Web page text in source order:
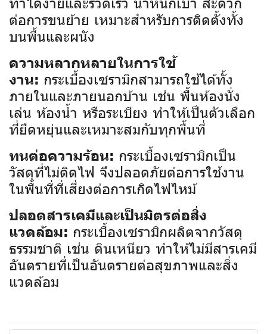
ต่อการขนย้าย เหมาะสำหรับการติดตั้งทั้ง
บนพื้นและผนัง
ความหลากหลายในการใช้
งาน: กระเบื้องเซรามิกสามารถใช้ได้ทั้ง
ภายในและภายนอกบ้าน เช่น พื้นห้องนั่ง
เล่น ห้องน้ำ หรือระเบียง ทำให้เป็นตัวเลือก
ที่ยืดหยุ่นและเหมาะสมกับทุกพื้นที่
ทนต่อความร้อน: กระเบื้องเซรามิกเป็น
วัสดุที่ไม่ติดไฟ จึงปลอดภัยต่อการใช้งาน
ในพื้นที่ที่เสี่ยงต่อการเกิดไฟไหม้
ปลอดสารเคมีและเป็นมิตรต่อสิ่ง
แวดล้อม: กระเบื้องเซรามิกผลิตจากวัสดุ
ธรรมชาติ เช่น ดินเหนียว ทำให้ไม่มีสารเคมี
อันตรายที่เป็นอันตรายต่อสุขภาพและสิ่ง
แวดล้อม